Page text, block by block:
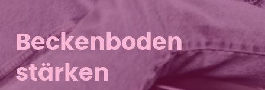
Beckenboden
stärken